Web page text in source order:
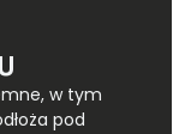
w tym
pod